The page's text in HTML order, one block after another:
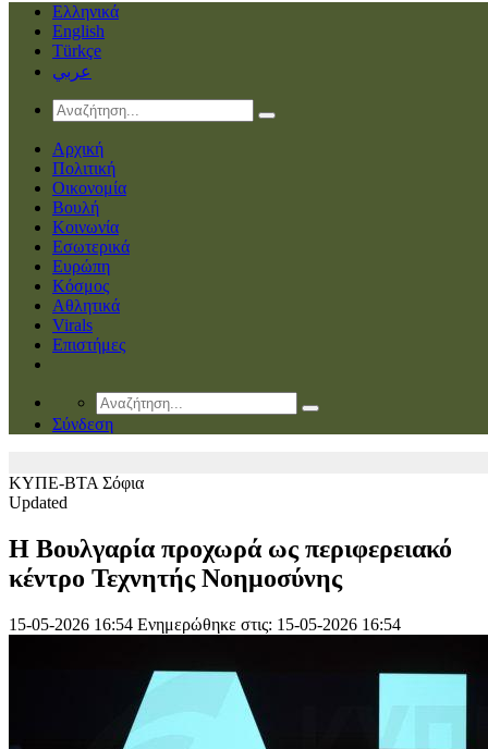
Ελληνικά
English
Türkçe
عربي
Αρχική
Πολιτική
Οικονομία
Βουλή
Κοινωνία
Εσωτερικά
Ευρώπη
Κόσμος
Αθλητικά
Virals
Επιστήμες
Σύνδεση
ΚΥΠΕ-ΒΤΑ Σόφια
Updated
Η Βουλγαρία προχωρά ως περιφερειακό
κέντρο Τεχνητής Νοημοσύνης
15-05-2026 16:54 Ενημερώθηκε στις: 15-05-2026 16:54